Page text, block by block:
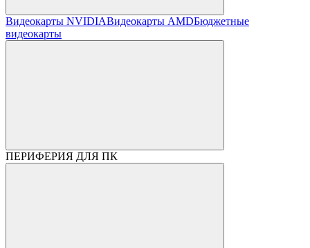
Видеокарты NVIDIAВидеокарты AMDБюджетные
видеокарты
ПЕРИФЕРИЯ ДЛЯ ПК